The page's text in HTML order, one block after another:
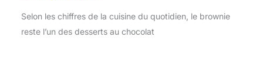
Selon les chiffres de la cuisine du quotidien, le brownie
reste l’un des desserts au chocolat